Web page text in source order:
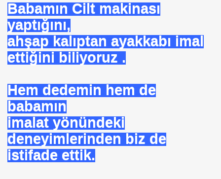
Babamın Cilt makinası
yaptığını,
ahşap kalıptan ayakkabı imal
ettiğini biliyoruz .
Hem dedemin hem de
babamın
imalat yönündeki
deneyimlerinden biz de
istifade ettik.
ILERI GÖRÜŞLÜ GÜNEŞ ENERJI GÖNÜLLÜSÜ
YOKTUR
YÜKSEK MIMAR